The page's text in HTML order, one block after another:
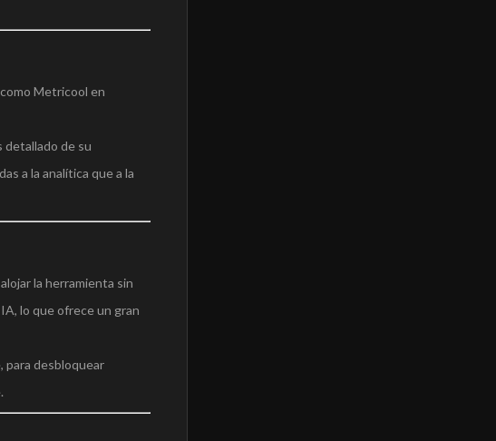
Metricool en
detallado de su
a la analítica que a la
la herramienta sin
lo que ofrece un gran
para desbloquear